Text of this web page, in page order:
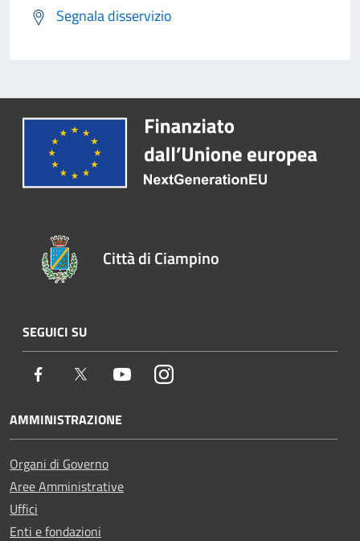
Segnala disservizio
Città di Ciampino
SEGUICI SU
Facebook Twitter YoutubeInstagram
AMMINISTRAZIONE
Organi di Governo
Aree Amministrative
Uffici
Enti e fondazioni